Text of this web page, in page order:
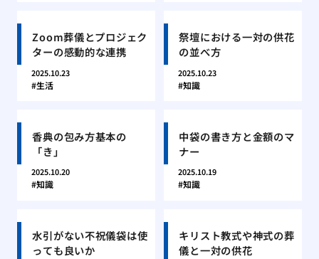
Zoom葬儀とプロジェク
ターの感動的な連携
2025.10.23
生活
祭壇における一対の供花
の並べ方
2025.10.23
知識
香典の包み方基本の
「き」
2025.10.20
知識
中袋の書き方と金額のマ
ナー
2025.10.19
知識
水引がない不祝儀袋は使
っても良いか
キリスト教式や神式の葬
儀と一対の供花